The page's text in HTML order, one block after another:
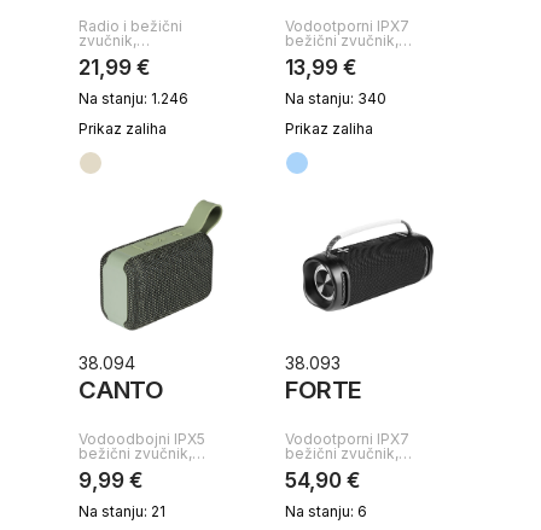
Radio i bežični
zvučnik,…
21,99 €
Na stanju: 1.246
Prikaz zaliha
Vodootporni IPX7
bežični zvučnik,…
13,99 €
Na stanju: 340
Prikaz zaliha
38.094
CANTO
Vodoodbojni IPX5
bežični zvučnik,…
9,99 €
Na stanju: 21
38.093
FORTE
Vodootporni IPX7
bežični zvučnik,…
54,90 €
Na stanju: 6